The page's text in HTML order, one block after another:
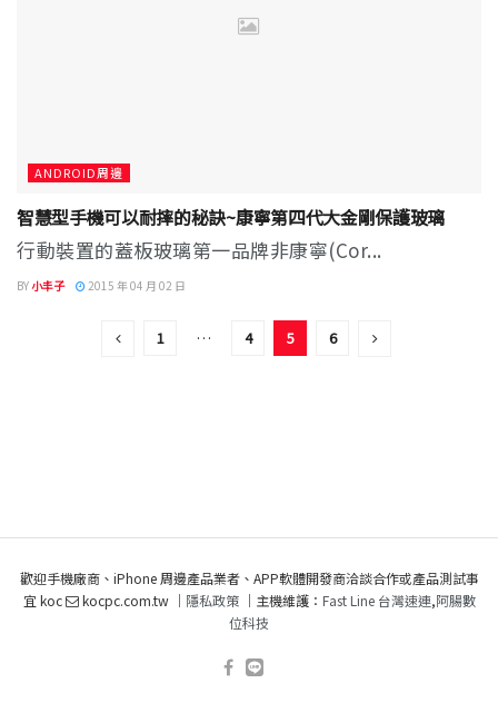
ANDROID周邊
智慧型手機可以耐摔的秘訣~康寧第四代大金剛保護玻璃
行動裝置的蓋板玻璃第一品牌非康寧(Cor...
BY小丰子 2015 年 04 月 02 日
1 … 4 5 6
歡迎手機廠商、iPhone 周邊產品業者、APP軟體開發商洽談合作或產品測試事
宜 koc
kocpc.com.tw ｜ 隱私政策｜主機維護： Fast Line 台灣速連,阿腸數
位科技